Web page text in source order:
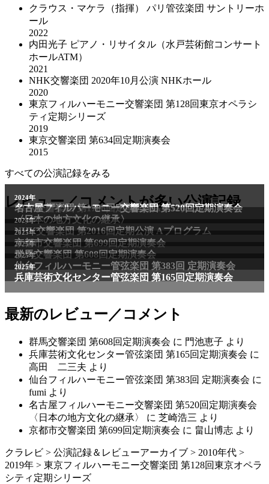
クラウス・マケラ（指揮） パリ管弦楽団 サントリーホ
ール
2022
内田光子 ピアノ・リサイタル（水戸芸術館コンサート
ホールATM）
2021
NHK交響楽団 2020年10⽉公演 NHKホール
2020
東京フィルハーモニー交響楽団 第128回東京オペラシ
ティ定期シリーズ
2019
東京交響楽団 第634回定期演奏会
2015
すべての公演記録をみる
レビュー／コメントが多い公演記録
2011年
NHK交響楽団 第1706回定期公演Aプログラム
2024年
名古屋フィルハーモニー交響楽団 第520回定期演奏会
〈日本の地方文化の継承〉
2024年
NHK交響楽団 第2016回定期公演 Aプログラム
2025年
京都市交響楽団 第699回定期演奏会
2025年
群馬交響楽団 第608回定期演奏会
2025年
仙台フィルハーモニー管弦楽団 第383回 定期演奏会
2025年
兵庫芸術文化センター管弦楽団 第165回定期演奏会
最新のレビュー／コメント
群馬交響楽団 第608回定期演奏会 に 門池恵子 より
兵庫芸術文化センター管弦楽団 第165回定期演奏会 に
高田 二三夫 より
仙台フィルハーモニー管弦楽団 第383回 定期演奏会 に
fumi より
名古屋フィルハーモニー交響楽団 第520回定期演奏会
〈日本の地方文化の継承〉
に 芝崎浩三 より
京都市交響楽団 第699回定期演奏会 に 畠山博志 より
クラレビ > 公演記録＆レビューアーカイブ > 2010年代 >
2019年 > 東京フィルハーモニー交響楽団 第128回東京オペラ
シティ定期シリーズ